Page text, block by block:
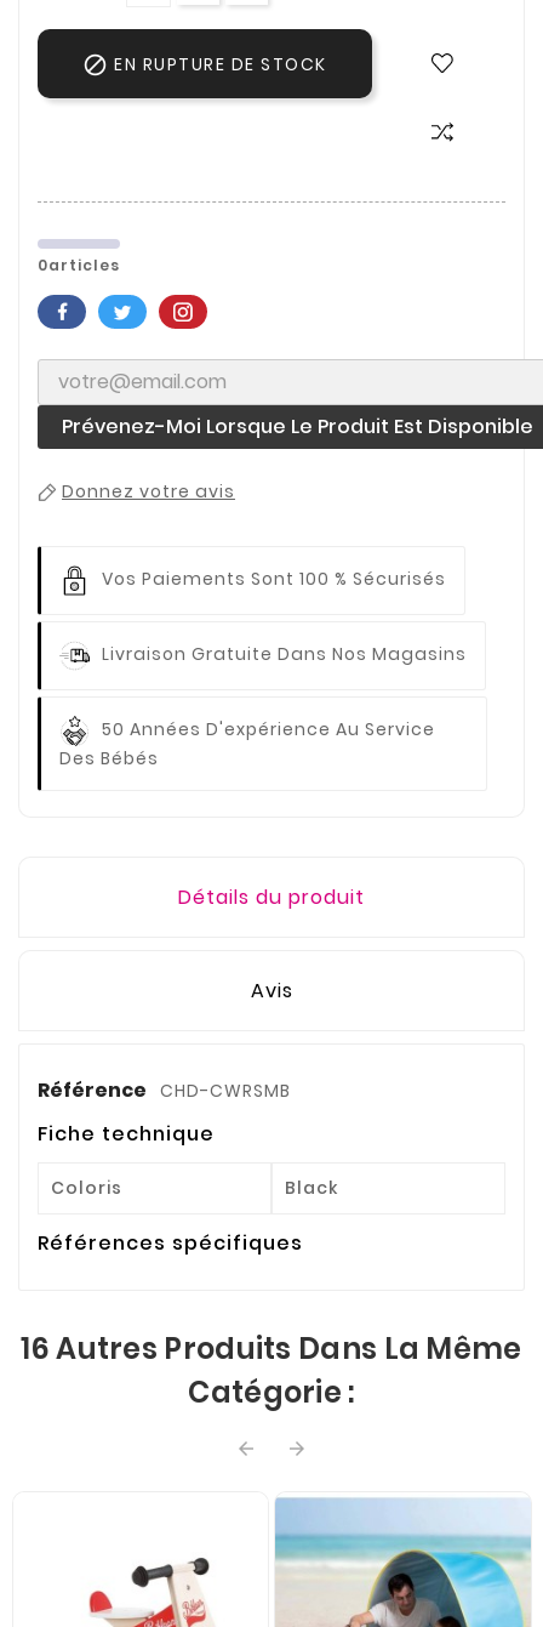
 EN RUPTURE DE STOCK
0articles
Prévenez-Moi Lorsque Le Produit Est Disponible
Donnez votre avis
Vos Paiements Sont 100 % Sécurisés
Livraison Gratuite Dans Nos Magasins
50 Années D'expérience Au Service
Des Bébés
Détails du produit
Avis
Référence CHD-CWRSMB
Fiche technique
Coloris Black
Références spécifiques
16 Autres Produits Dans La Même
Catégorie :
 